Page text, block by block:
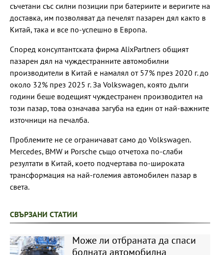
съчетани със силни позиции при батериите и веригите на
доставка, им позволяват да печелят пазарен дял както в
Китай, така и все по-успешно в Европа.
Според консултантската фирма AlixPartners общият
пазарен дял на чуждестранните автомобилни
производители в Китай е намалял от 57% през 2020 г. до
около 32% през 2025 г. За Volkswagen, която дълги
години беше водещият чуждестранен производител на
този пазар, това означава загуба на един от най-важните
източници на печалба.
Проблемите не се ограничават само до Volkswagen.
Mercedes, BMW и Porsche също отчетоха по-слаби
резултати в Китай, което подчертава по-широката
трансформация на най-големия автомобилен пазар в
света.
СВЪРЗАНИ СТАТИИ
Може ли отбраната да спаси
болната автомобилна